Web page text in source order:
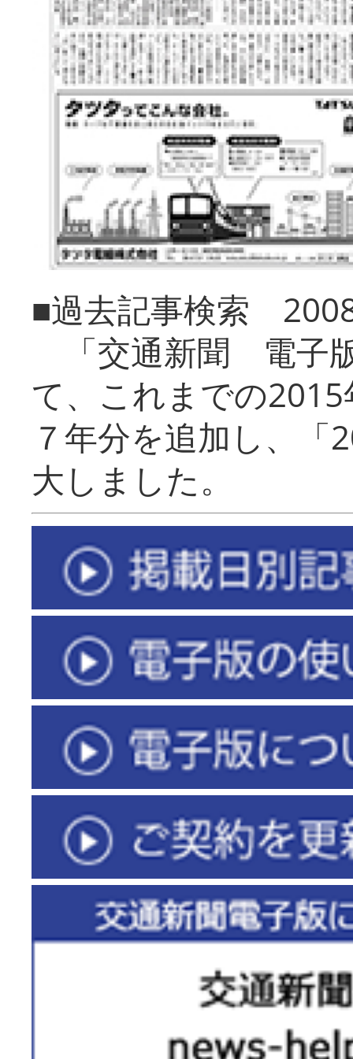
■過去記事検索
「交通新聞 電子
て、これまでの
７年分を追加し、「
大しまし